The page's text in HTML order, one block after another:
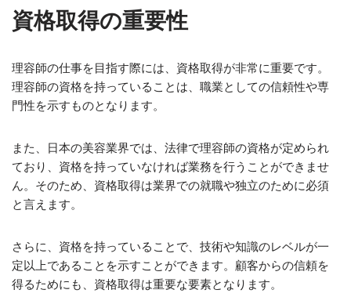
資格取得の重要性
理容師の仕事を目指す際には、資格取得が非常に重要です。
理容師の資格を持っていることは、職業としての信頼性や専
門性を示すものとなります。
また、日本の美容業界では、法律で理容師の資格が定められ
ており、資格を持っていなければ業務を行うことができませ
ん。そのため、資格取得は業界での就職や独立のために必須
と言えます。
さらに、資格を持っていることで、技術や知識のレベルが一
定以上であることを示すことができます。顧客からの信頼を
得るためにも、資格取得は重要な要素となります。